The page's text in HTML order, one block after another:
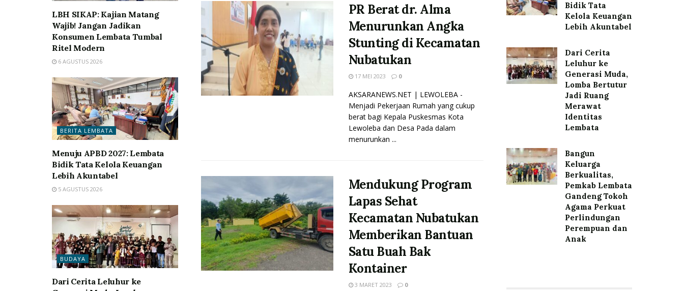
PR Berat dr. Alma
Menurunkan Angka
Stunting di Kecamatan
Nubatukan
17 MEI 2023 0
AKSARANEWS.NET | LEWOLEBA -
Menjadi Pekerjaan Rumah yang cukup
berat bagi Kepala Puskesmas Kota
Lewoleba dan Desa Pada dalam
menurunkan ...
Mendukung Program
Lapas Sehat
Kecamatan Nubatukan
Memberikan Bantuan
Satu Buah Bak
Kontainer
3 MARET 2023 0
LBH SIKAP: Kajian Matang
Wajib! Jangan Jadikan
Konsumen Lembata Tumbal
Ritel Modern
6 AGUSTUS 2026
BERITA LEMBATA
Menuju APBD 2027: Lembata
Bidik Tata Kelola Keuangan
Lebih Akuntabel
5 AGUSTUS 2026
BUDAYA
Dari Cerita Leluhur ke
Bidik Tata
Kelola Keuangan
Lebih Akuntabel
Dari Cerita
Leluhur ke
Generasi Muda,
Lomba Bertutur
Jadi Ruang
Merawat
Identitas
Lembata
Bangun
Keluarga
Berkualitas,
Pemkab Lembata
Gandeng Tokoh
Agama Perkuat
Perlindungan
Perempuan dan
Anak